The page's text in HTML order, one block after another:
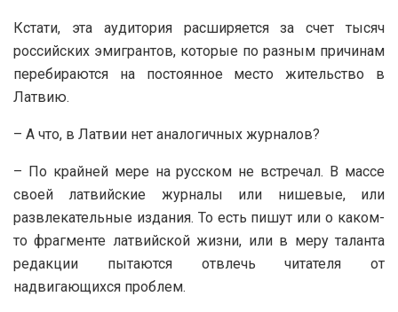
Кстати, эта аудитория расширяется за счет тысяч
российских эмигрантов, которые по разным причинам
перебираются на постоянное место жительство в
Латвию.
– А что, в Латвии нет аналогичных журналов?
– По крайней мере на русском не встречал. В массе
своей латвийские журналы или нишевые, или
развлекательные издания. То есть пишут или о каком-
то фрагменте латвийской жизни, или в меру таланта
редакции пытаются отвлечь читателя от
надвигающихся проблем.